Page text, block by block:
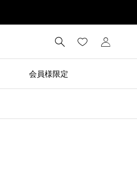

会員様限定